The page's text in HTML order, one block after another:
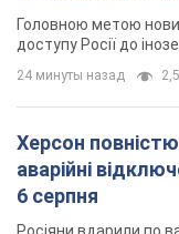
час назад 4,1 т.